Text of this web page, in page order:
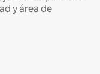
y área de